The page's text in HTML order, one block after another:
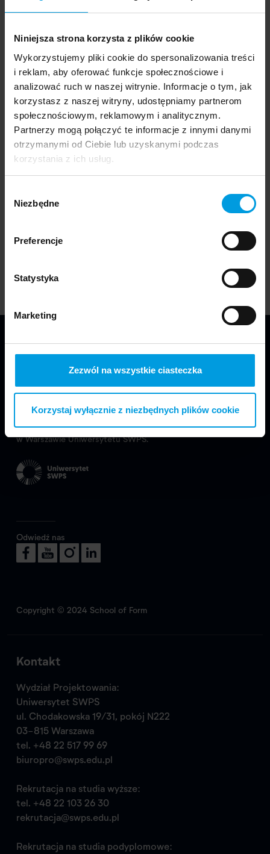
Niniejsza strona korzysta z plików cookie
Wykorzystujemy pliki cookie do spersonalizowania treści
i reklam, aby oferować funkcje społecznościowe i
analizować ruch w naszej witrynie. Informacje o tym, jak
korzystasz z naszej witryny, udostępniamy partnerom
społecznościowym, reklamowym i analitycznym.
Partnerzy mogą połączyć te informacje z innymi danymi
otrzymanymi od Ciebie lub uzyskanymi podczas
korzystania z ich usług.
zgody
Niezbędne
Preferencje
Statystyka
Marketing
Zezwól na wszystkie ciasteczka
Korzystaj wyłącznie z niezbędnych plików cookie
Graduation 9
Moment, w którym wydajemy
kolejny katalog z pracami
dyplomowymi studentów jest
zawsze szczególny. Z jednej strony
to pożegnanie absolwentów
konkretnego rocznika i
ich prac dyplomowych, z drugiej
najciekawszych projektów, które
Pobierz katalog Graduation 9➜
Jesteśmy częścią Wydziału Projektowania
w Warszawie Uniwersytetu SWPS.
Odwiedź nas
Copyright © 2024 School of Form
Kontakt
Wydział Projektowania:
Uniwersytet SWPS
ul. Chodakowska 19/31, pokój N222
03-815 Warszawa
tel. +48 22 517 99 69
biuropro@swps.edu.pl
Rekrutacja na studia wyższe:
tel. +48 22 103 26 30
rekrutacja@swps.edu.pl
Rekrutacja na studia podyplomowe: